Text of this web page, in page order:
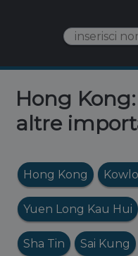
Hong
altre
Hong Kong
Yuen Long Kau Hui
Sha Tin Sai Kung